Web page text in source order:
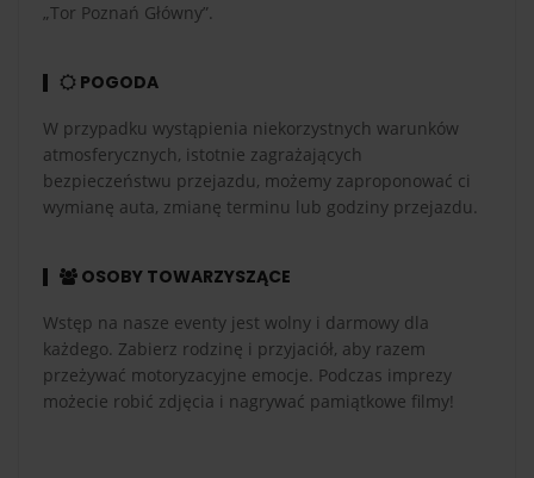
„Tor Poznań Główny”.
POGODA
W przypadku wystąpienia niekorzystnych warunków
atmosferycznych, istotnie zagrażających
bezpieczeństwu przejazdu, możemy zaproponować ci
wymianę auta, zmianę terminu lub godziny przejazdu.
OSOBY TOWARZYSZĄCE
Wstęp na nasze eventy jest wolny i darmowy dla
każdego. Zabierz rodzinę i przyjaciół, aby razem
przeżywać motoryzacyjne emocje. Podczas imprezy
możecie robić zdjęcia i nagrywać pamiątkowe filmy!